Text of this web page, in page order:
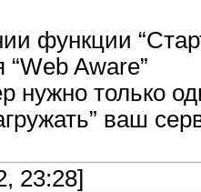
функции
Aware”
нужно только
ваш
23:28]